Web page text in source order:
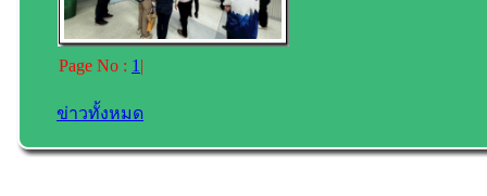
Page No : 1 |
ข่าวทั้งหมด